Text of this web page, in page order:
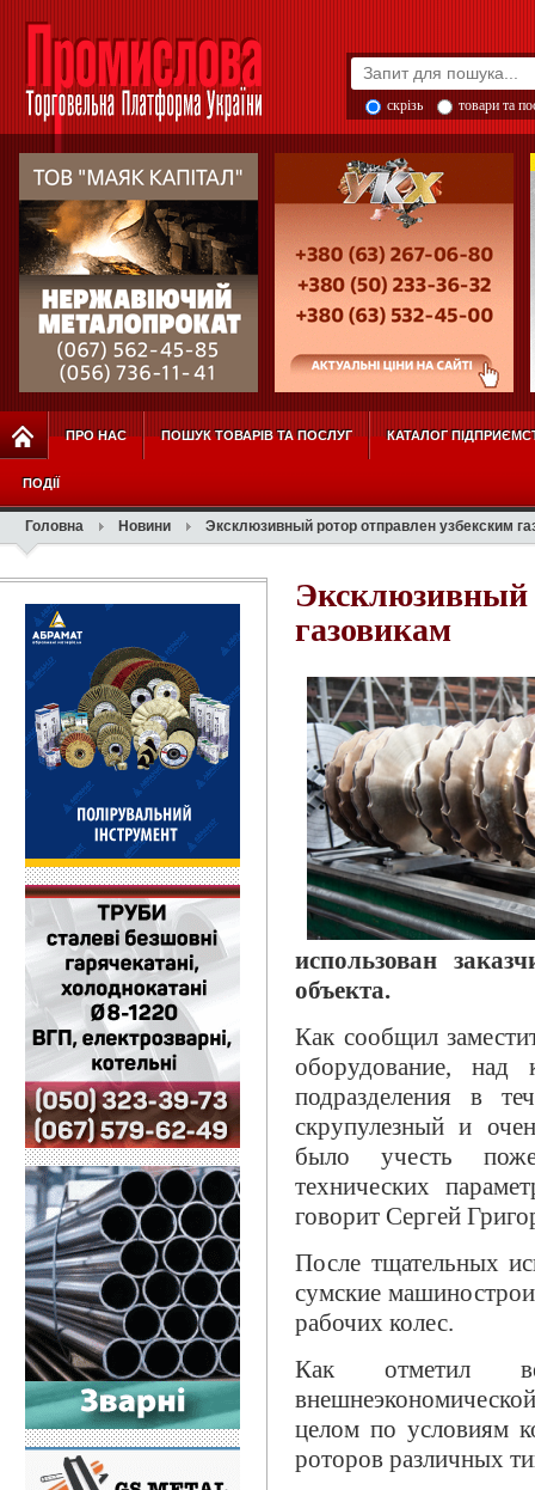
скрізь товари та
ПРО НАС ПОШУК ТОВАРІВ ТА ПОСЛУГ КАТАЛОГ
ПОДІЇ
Головна Новини Эксклюзивный ротор отправлен узбекским
Эксклюзивный
газовикам
использован
объекта.
Как сообщил
оборудование, над
подразделения в
скрупулезный и
было учесть
технических
говорит Сергей
После тщательных
сумские
рабочих колес.
Как отметил
целом по условиям
роторов различных